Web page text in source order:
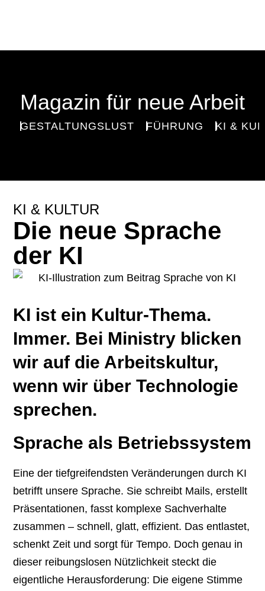
Magazin für neue Arbeit
GESTALTUNGSLUST FÜHRUNG KI &
KI & KULTUR
Die neue Sprache
der KI
KI ist ein Kultur-Thema.
Immer. Bei Ministry blicken
wir auf die Arbeitskultur,
wenn wir über Technologie
sprechen.
Sprache als Betriebssystem
Eine der tiefgreifendsten Veränderungen durch KI
betrifft unsere Sprache. Sie schreibt Mails, erstellt
Präsentationen, fasst komplexe Sachverhalte
zusammen – schnell, glatt, effizient. Das entlastet,
schenkt Zeit und sorgt für Tempo. Doch genau in
dieser reibungslosen Nützlichkeit steckt die
eigentliche Herausforderung: Die eigene Stimme